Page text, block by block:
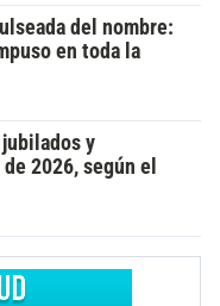
del nombre:
en toda la
jubilados y
2026, según el